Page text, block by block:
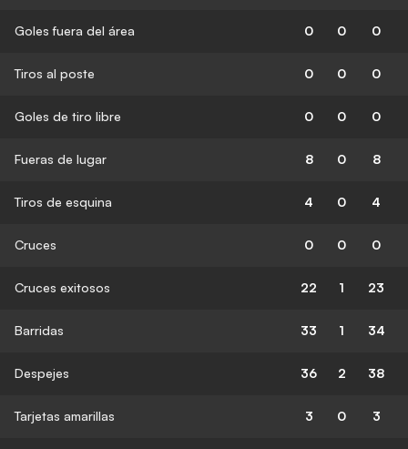
Goles fuera del área 0 0 0
Tiros al poste 0 0 0
Goles de tiro libre 0 0 0
Fueras de lugar 8 0 8
Tiros de esquina 4 0 4
Cruces 0 0 0
Cruces exitosos 22 1 23
Barridas 33 1 34
Despejes 36 2 38
Tarjetas amarillas 3 0 3